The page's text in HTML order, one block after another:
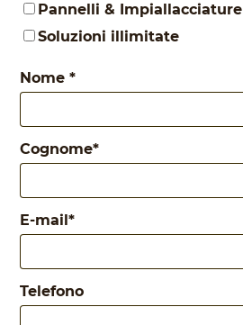
Pannelli & Impiallacciature
Soluzioni illimitate
Nome*
Cognome*
E-mail*
Telefono